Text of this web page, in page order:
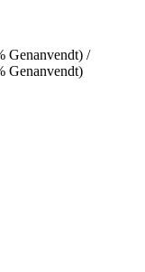
Genanvendt) /
Genanvendt)